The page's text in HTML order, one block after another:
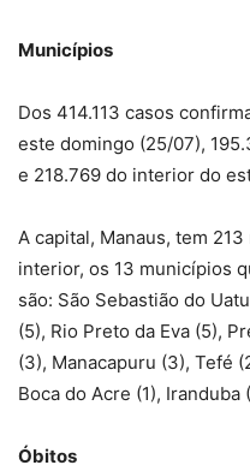
Municípios
Dos 414.113 casos
este domingo (25/07),
e 218.769 do interior do
A capital, Manaus, tem
interior, os 13 municípios
são: São Sebastião do
(5), Rio Preto da Eva (5),
(3), Manacapuru (3), Tefé
Boca do Acre (1), Iranduba
Óbitos